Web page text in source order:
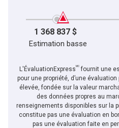
1 368 837 $
Estimation basse
L'ÉvaluationExpressMCfournit une
pour une propriété, d’une
élevée, fondée sur la valeur
des données propres au
renseignements disponibles sur la
constitue pas une évaluation en
pas une évaluation faite en